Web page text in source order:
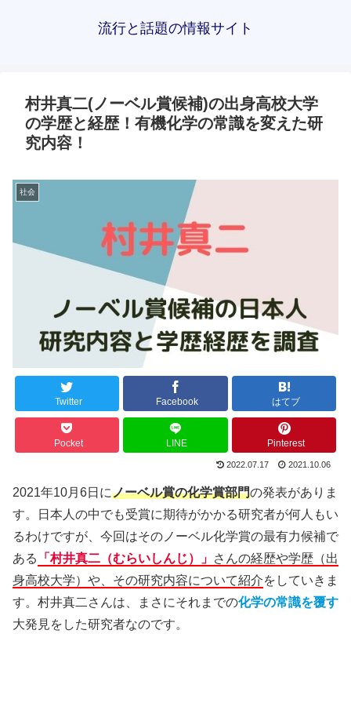
流行と話題の情報サイト
村井真二(ノーベル賞候補)の出身高校大学
の学歴と経歴！有機化学の常識を変えた研
究内容！
社会
Twitter Facebook はてブ
Pocket LINE Pinterest
2022.07.17 2021.10.06
2021年10月6日にノーベル賞の化学賞部門の発表がありま
す。日本人の中でも受賞に期待がかかる研究者が何人もい
るわけですが、今回はそのノーベル化学賞の最有力候補で
ある
「村井真二（むらいしんじ）」 さんの経歴や学歴（出
身高校大学）や、その研究内容について紹介をしていきま
す。村井真二さんは、まさにそれまでの化学の常識を覆す
大発見をした研究者なのです。